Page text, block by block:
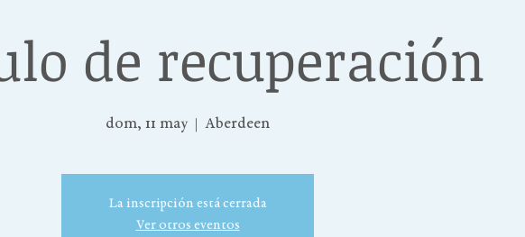
de recuperación
dom, 11 may
  |
Aberdeen
La inscripción está cerrada
Ver otros eventos